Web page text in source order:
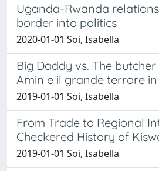
Uganda-Rwanda
border into politics
2020-01-01 Soi, Isabella
Big Daddy vs. The
Amin e il grande terrore
2019-01-01 Soi, Isabella
From Trade to Regional
Checkered History of
2019-01-01 Soi, Isabella